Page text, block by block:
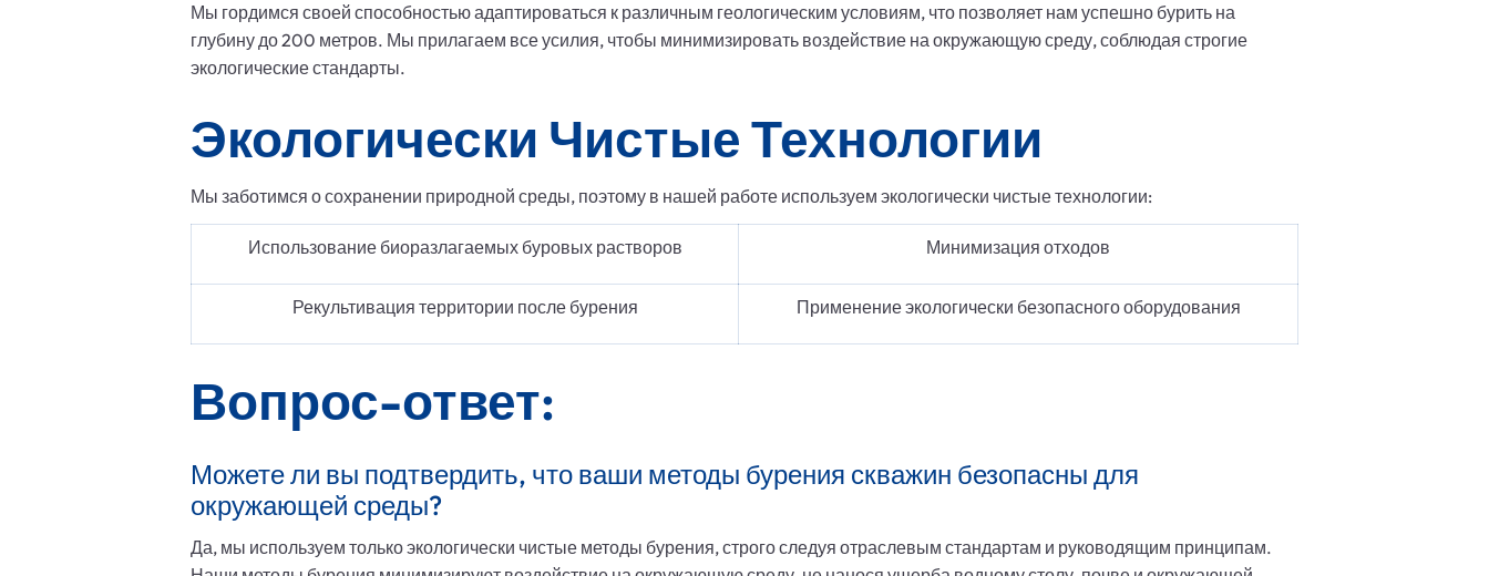
Мы гордимся своей способностью адаптироваться к различным геологическим условиям, что позволяет нам успешно бурить на
глубину до 200 метров. Мы прилагаем все усилия, чтобы минимизировать воздействие на окружающую среду, соблюдая строгие
экологические стандарты.
Экологически Чистые Технологии
Мы заботимся о сохранении природной среды, поэтому в нашей работе используем экологически чистые технологии:
Использование биоразлагаемых буровых растворов Минимизация отходов
Рекультивация территории после бурения Применение экологически безопасного оборудования
Вопрос-ответ:
Можете ли вы подтвердить, что ваши методы бурения скважин безопасны для
окружающей среды?
Да, мы используем только экологически чистые методы бурения, строго следуя отраслевым стандартам и руководящим принципам.